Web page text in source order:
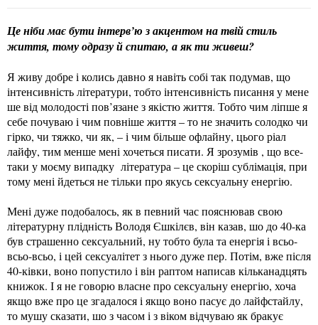
Це ніби має бути інтерв’ю з акцентом на твій стиль
життя, тому одразу й спитаю, а як ти живеш?
Я живу добре і колись давно я навіть собі так подумав, що
інтенсивність літератури, тобто інтенсивність писання у мене
ше від молодості пов’язане з якістю життя. Тобто чим ліпше я
себе почуваю і чим повніше життя – то не значить солодко чи
гірко, чи тяжко, чи як, – і чим більше офлайну, цього ріал
лайфу, тим менше мені хочеться писати. Я зрозумів , що все-
таки у моєму випадку література – це скоріш сублімація, при
тому мені йдеться не тільки про якусь сексуальну енергію.
Мені дуже подобалось, як в певний час пояснював свою
літературну плідність Володя Єшкілєв, він казав, шо до 40-ка
був страшенно сексуальний, ну тобто була та енергія і всьо-
всьо-всьо, і цей сексуалітет з нього дуже пер. Потім, вже після
40-ківки, воно попустило і він раптом написав кільканадцять
книжок. І я не говорю власне про сексуальну енергію, хоча
якщо вже про це згадалося і якщо воно пасує до лайфстайлу,
то мушу сказати, шо з часом і з віком відчуваю як бракує